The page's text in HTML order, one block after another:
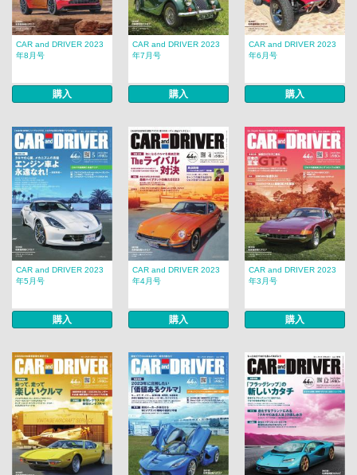
CAR and DRIVER 2023
年8月号
購入
CAR and DRIVER 2023
年7月号
購入
CAR and DRIVER 2023
年6月号
購入
CAR and DRIVER 2023
年5月号
購入
CAR and DRIVER 2023
年4月号
購入
CAR and DRIVER 2023
年3月号
購入